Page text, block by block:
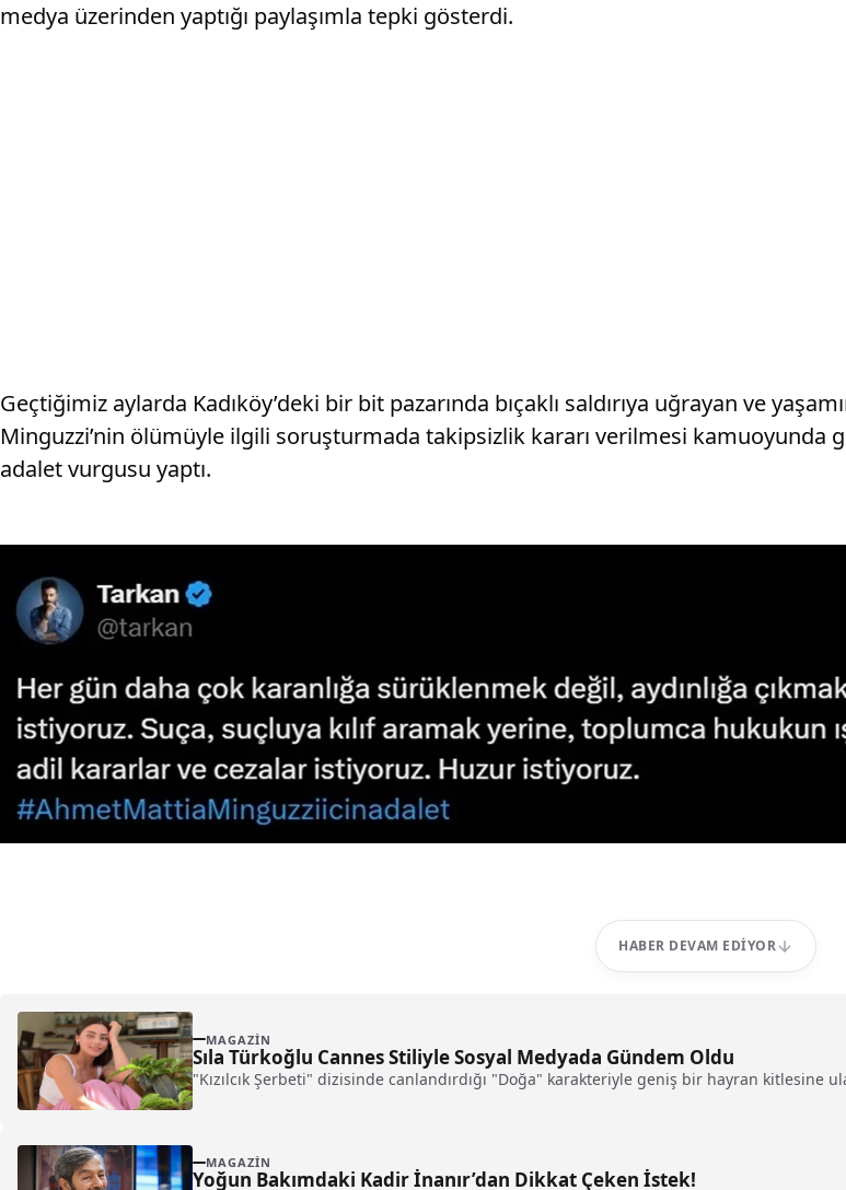
medya üzerinden yaptığı paylaşımla tepki gösterdi.
Geçtiğimiz aylarda Kadıköy’deki bir bit pazarında bıçaklı saldırıya uğrayan ve
Minguzzi’nin ölümüyle ilgili soruşturmada takipsizlik kararı verilmesi kamuoyunda
adalet vurgusu yaptı.
HABER DEVAM EDIYOR
MAGAZIN
Sıla Türkoğlu Cannes Stiliyle Sosyal Medyada Gündem Oldu
"Kızılcık Şerbeti" dizisinde canlandırdığı "Doğa" karakteriyle geniş bir hayran kitlesine
MAGAZIN
Yoğun Bakımdaki Kadir İnanır’dan Dikkat Çeken İstek!